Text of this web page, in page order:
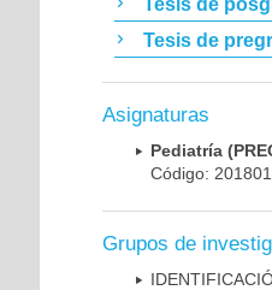
Tesis de
Tesis de
Asignaturas
Pediatría
Código:
Grupos de